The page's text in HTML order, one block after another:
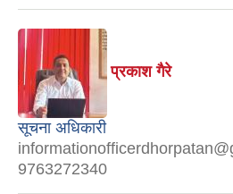
प्रकाश गैरे
सूचना अधिकारी
9763272340